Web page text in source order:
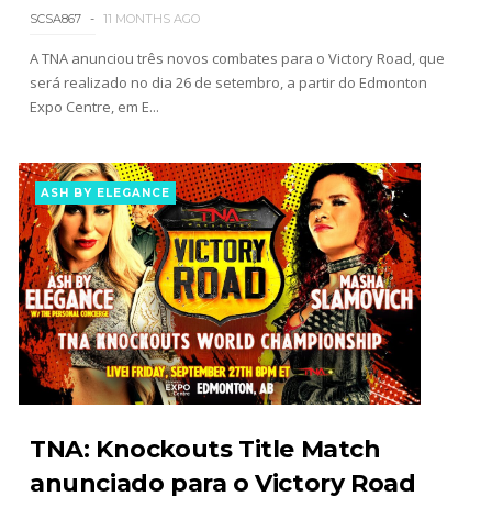
SCSA867 11 MONTHS AGO
A TNA anunciou três novos combates para o Victory Road, que
será realizado no dia 26 de setembro, a partir do Edmonton
Expo Centre, em E...
ASH BY ELEGANCE
TNA: Knockouts Title Match
anunciado para o Victory Road